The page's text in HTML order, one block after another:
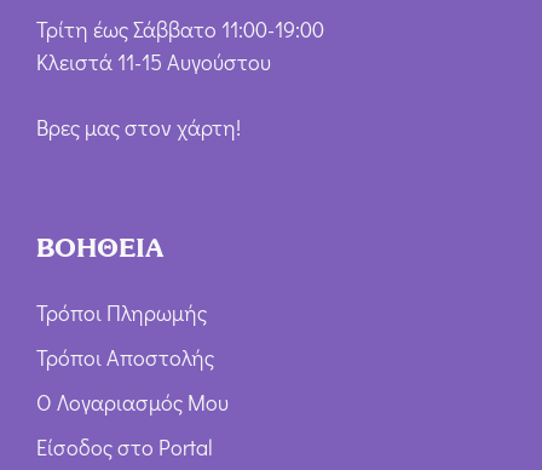
Τρίτη έως Σάββατο 11:00-19:00
Κλειστά 11-15 Αυγούστου
Βρες μας στον χάρτη!
ΒΟΗΘΕΙΑ
Τρόποι Πληρωμής
Τρόποι Αποστολής
Ο Λογαριασμός Μου
Είσοδος στο Portal